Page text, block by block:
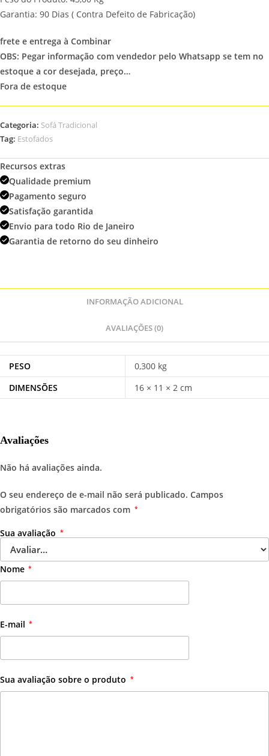
Garantia: 90 Dias ( Contra Defeito de Fabricação)
frete e entrega à Combinar
OBS: Pegar informação com vendedor pelo Whatsapp se tem no
estoque a cor desejada, preço…
Fora de estoque
Categoria: Sofá Tradicional
Tag: Estofados
Recursos extras
Qualidade premium
Pagamento seguro
Satisfação garantida
Envio para todo Rio de Janeiro
Garantia de retorno do seu dinheiro
INFORMAÇÃO ADICIONAL
AVALIAÇÕES (0)
PESO
0,300 kg
DIMENSÕES
16 × 11 × 2 cm
Avaliações
Não há avaliações ainda.
O seu endereço de e-mail não será publicado. Campos
obrigatórios são marcados com *
Sua avaliação *
Nome *
E-mail *
Sua avaliação sobre o produto *